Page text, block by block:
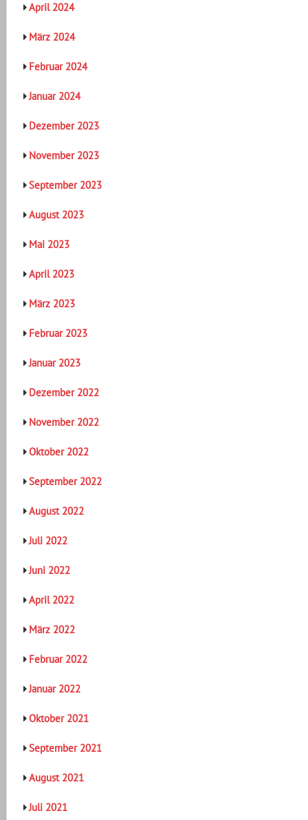
April 2024
März 2024
Februar 2024
Januar 2024
Dezember 2023
November 2023
September 2023
August 2023
Mai 2023
April 2023
März 2023
Februar 2023
Januar 2023
Dezember 2022
November 2022
Oktober 2022
September 2022
August 2022
Juli 2022
Juni 2022
April 2022
März 2022
Februar 2022
Januar 2022
Oktober 2021
September 2021
August 2021
Juli 2021